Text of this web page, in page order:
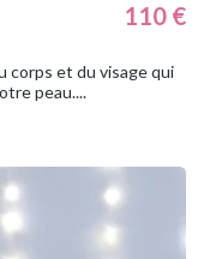
110 €
corps et du visage qui
peau....